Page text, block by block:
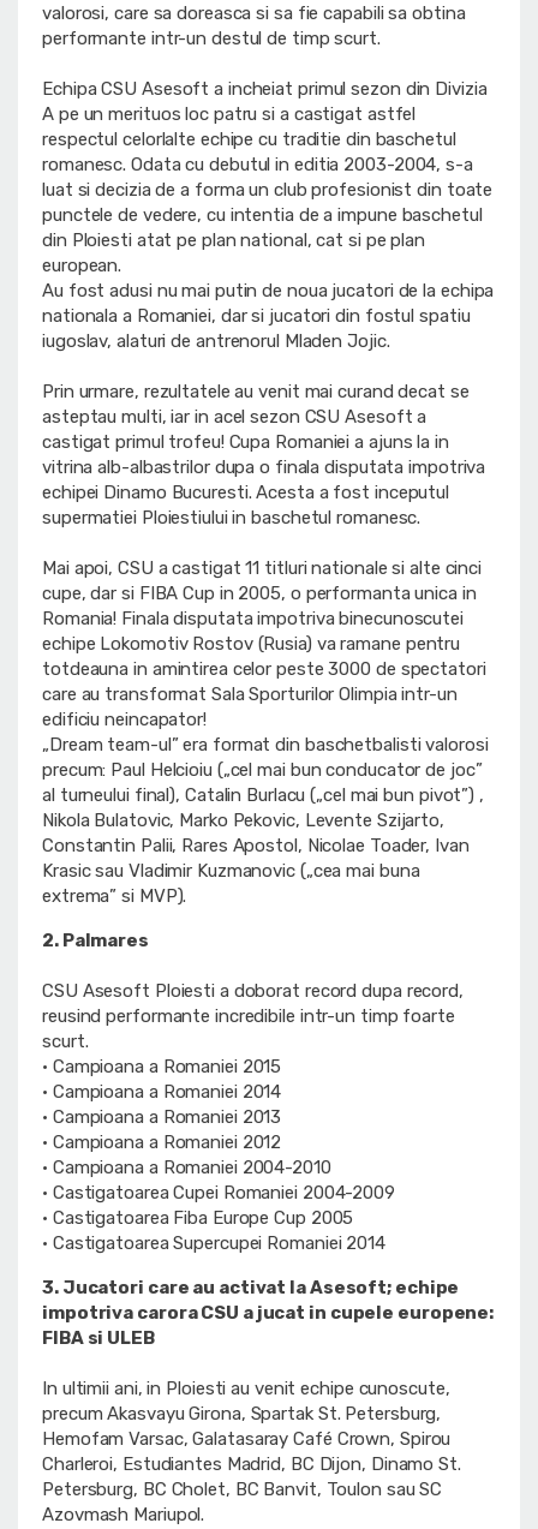
valorosi, care sa doreasca si sa fie capabili sa obtina
performante intr-un destul de timp scurt.
Echipa CSU Asesoft a incheiat primul sezon din Divizia
A pe un merituos loc patru si a castigat astfel
respectul celorlalte echipe cu traditie din baschetul
romanesc. Odata cu debutul in editia 2003-2004, s-a
luat si decizia de a forma un club profesionist din toate
punctele de vedere, cu intentia de a impune baschetul
din Ploiesti atat pe plan national, cat si pe plan
european.
Au fost adusi nu mai putin de noua jucatori de la echipa
nationala a Romaniei, dar si jucatori din fostul spatiu
iugoslav, alaturi de antrenorul Mladen Jojic.
Prin urmare, rezultatele au venit mai curand decat se
asteptau multi, iar in acel sezon CSU Asesoft a
castigat primul trofeu! Cupa Romaniei a ajuns la in
vitrina alb-albastrilor dupa o finala disputata impotriva
echipei Dinamo Bucuresti. Acesta a fost inceputul
supermatiei Ploiestiului in baschetul romanesc.
Mai apoi, CSU a castigat 11 titluri nationale si alte cinci
cupe, dar si FIBA Cup in 2005, o performanta unica in
Romania! Finala disputata impotriva binecunoscutei
echipe Lokomotiv Rostov (Rusia) va ramane pentru
totdeauna in amintirea celor peste 3000 de spectatori
care au transformat Sala Sporturilor Olimpia intr-un
edificiu neincapator!
„Dream team-ul” era format din baschetbalisti valorosi
precum: Paul Helcioiu („cel mai bun conducator de joc”
al turneului final), Catalin Burlacu („cel mai bun pivot”) ,
Nikola Bulatovic, Marko Pekovic, Levente Szijarto,
Constantin Palii, Rares Apostol, Nicolae Toader, Ivan
Krasic sau Vladimir Kuzmanovic („cea mai buna
extrema” si MVP).
2. Palmares
CSU Asesoft Ploiesti a doborat record dupa record,
reusind performante incredibile intr-un timp foarte
scurt.
• Campioana a Romaniei 2015
• Campioana a Romaniei 2014
• Campioana a Romaniei 2013
• Campioana a Romaniei 2012
• Campioana a Romaniei 2004-2010
• Castigatoarea Cupei Romaniei 2004-2009
• Castigatoarea Fiba Europe Cup 2005
• Castigatoarea Supercupei Romaniei 2014
3. Jucatori care au activat la Asesoft; echipe
impotriva carora CSU a jucat in cupele europene:
FIBA si ULEB
In ultimii ani, in Ploiesti au venit echipe cunoscute,
precum Akasvayu Girona, Spartak St. Petersburg,
Hemofam Varsac, Galatasaray Café Crown, Spirou
Charleroi, Estudiantes Madrid, BC Dijon, Dinamo St.
Petersburg, BC Cholet, BC Banvit, Toulon sau SC
Azovmash Mariupol.